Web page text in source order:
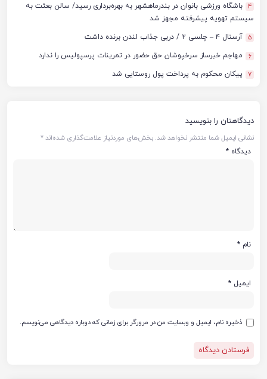
4 باشگاه ورزشی بانوان در بندرماهشهر به بهره‌برداری رسید/ سالن بعثت به
سیستم تهویه پیشرفته مجهز شد
5 آرسنال ۴ – چلسی ۲ / دربی جذاب لندن برنده داشت
6 مهاجم خبرساز سرخپوشان حق حضور در تمرینات پرسپولیس را ندارد
7 پیکان محکوم به پرداخت پول روستایی شد
دیدگاهتان را بنویسید
نشانی ایمیل شما منتشر نخواهد شد. بخش‌های موردنیاز علامت‌گذاری شده‌اند*
دیدگاه *
نام *
ایمیل *
ذخیره نام، ایمیل و وبسایت من در مرورگر برای زمانی که دوباره دیدگاهی می‌نویسم.